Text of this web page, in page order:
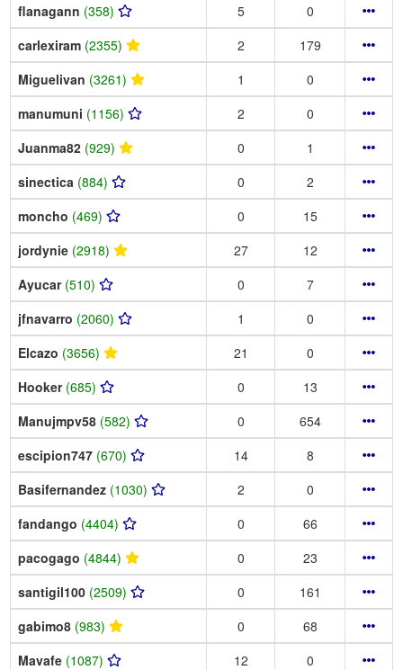
flanagann (358) 5
0
carlexiram (2355) 2
179
Miguelivan (3261) 1
0
manumuni (1156) 2
0
Juanma82 (929) 0
1
sinectica (884) 0
2
moncho (469) 0
15
jordynie (2918) 27
12
Ayucar (510) 0
7
jfnavarro (2060) 1
0
Elcazo (3656) 21
0
Hooker (685) 0
13
Manujmpv58 (582) 0
654
escipion747 (670) 14
8
Basifernandez (1030) 2
0
fandango (4404) 0
66
pacogago (4844) 0
23
santigil100 (2509) 0
161
gabimo8 (983) 0
68
Mavafe (1087) 12
0